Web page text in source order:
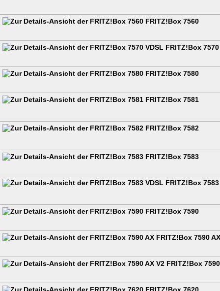
FRITZ!Box 7560
FRITZ!Box
FRITZ!Box 7580
FRITZ!Box 7581
FRITZ!Box 7582
FRITZ!Box 7583
FRITZ!Box
FRITZ!Box 7590
FRITZ!Box 7590 AX
FRITZ!Box